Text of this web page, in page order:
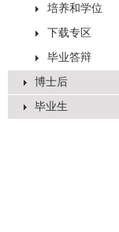
培养和学位
下载专区
毕业答辩
博士后
毕业生